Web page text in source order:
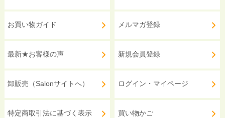
お買い物ガイド
最新★お客様の声
卸販売（Salonサイトへ）
特定商取引法に基づく表示
メルマガ登録
新規会員登録
ログイン・マイページ
買い物かご